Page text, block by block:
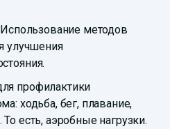
методов
улучшения
профилактики
ходьба, бег, плавание,
есть, аэробные нагрузки.